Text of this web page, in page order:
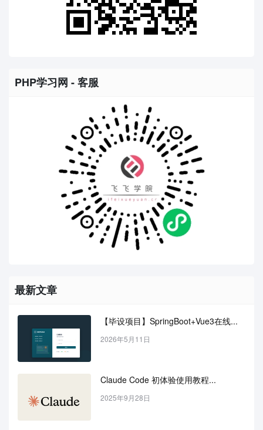
PHP学习网 - 客服
最新文章
【毕设项目】SpringBoot+Vue3在线...
2026年5月11日
Claude Code 初体验使用教程...
2025年9月28日